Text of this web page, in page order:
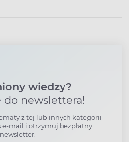
wiedzy?
do newslettera!
z tej lub innych kategorii
e-mail i otrzymuj bezpłatny
newsletter.